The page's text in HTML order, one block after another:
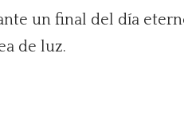
un final del día
de luz.